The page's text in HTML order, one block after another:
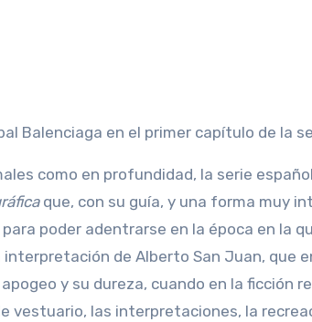
Balenciaga en el primer capítulo de la
como en profundidad, la serie
que, con su guía, y una forma muy
poder adentrarse en la época en la
de Alberto San Juan, que
y su dureza, cuando en la ficción
vestuario, las interpretaciones, la